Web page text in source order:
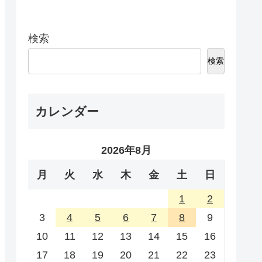
検索
検索
カレンダー
2026年8月
月 火 水 木 金 土 日
1
2
3
4 5 6 7 8
9
10
11 12 13 14 15
16
17
18 19 20 21 22 23